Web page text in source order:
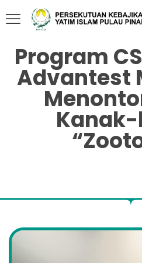
Program
Advantest